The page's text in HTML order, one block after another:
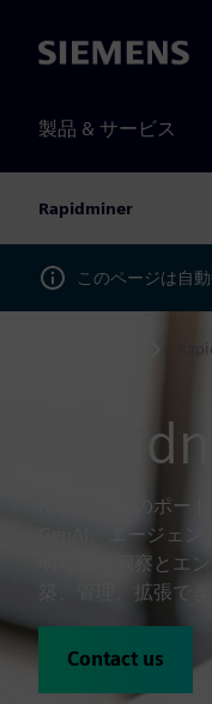
Siemens
製品 & サービス
Rapidminer
このページは自
Rapidminerのポー
GenAI、エージェ
明可能な洞察とエ
築、管理、拡張でき
Contact us